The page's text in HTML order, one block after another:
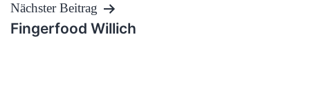
Nächster Beitrag
Fingerfood Willich